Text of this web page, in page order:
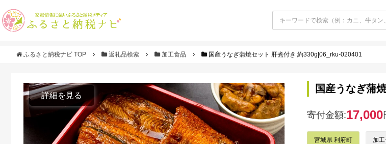
ふるさと納税ナビ TOP 返礼品検索 加工食品 国産うなぎ蒲焼セット 肝煮付き 約330g|06_rku-020401
詳細を見る
国産うなぎ蒲
寄付金額:17,000
宮城県 利府町 加